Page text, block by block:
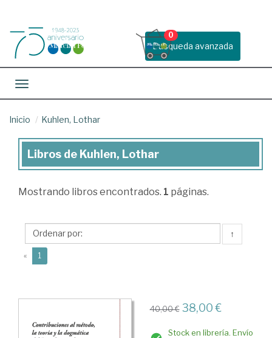
Busqueda avanzada
0
Toggle navigation
Inicio Kuhlen, Lothar
Libros
Kuhlen,
Libros de Kuhlen, Lothar
Mostrando libros encontrados. 1 páginas.
↑
« 1
40,00 € 38,00 €
Stock en librería. Envío